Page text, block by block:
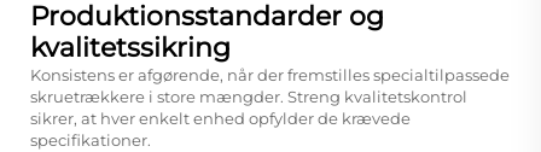
Produktionsstandarder og
kvalitetssikring
Konsistens er afgørende, når der fremstilles specialtilpassede
skruetrækkere i store mængder. Streng kvalitetskontrol
sikrer, at hver enkelt enhed opfylder de krævede
specifikationer.